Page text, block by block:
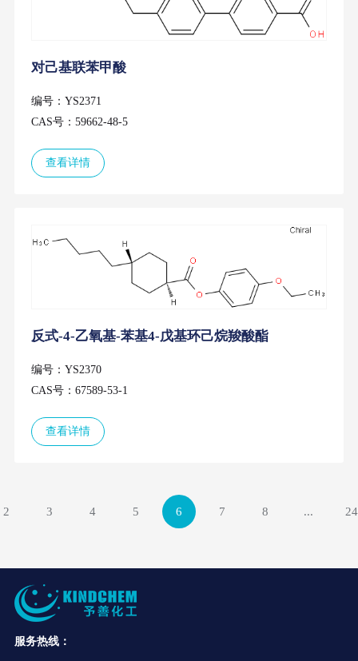
对己基联苯甲酸
编号：YS2371
CAS号：59662-48-5
查看详情
反式-4-乙氧基-苯基4-戊基环己烷羧酸酯
编号：YS2370
CAS号：67589-53-1
查看详情
2 3 4 5 6 7 8 ... 24
服务热线：